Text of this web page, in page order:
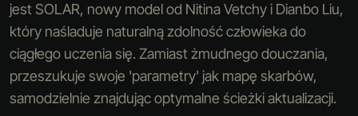
jest SOLAR, nowy model od Nitina Vetchy i Dianbo Liu,
który naśladuje naturalną zdolność człowieka do
ciągłego uczenia się. Zamiast żmudnego douczania,
przeszukuje swoje 'parametry' jak mapę skarbów,
samodzielnie znajdując optymalne ścieżki aktualizacji.